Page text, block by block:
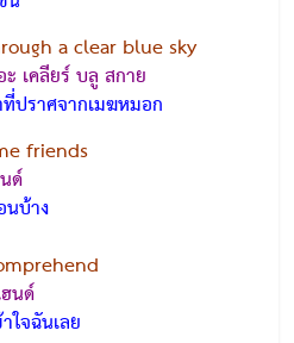
a clear blue sky
เคลียร์ บลู สกาย
ปราศจากเมฆหมอก
friends
ด์
นบ้าง
นด์
ใจฉันเลย